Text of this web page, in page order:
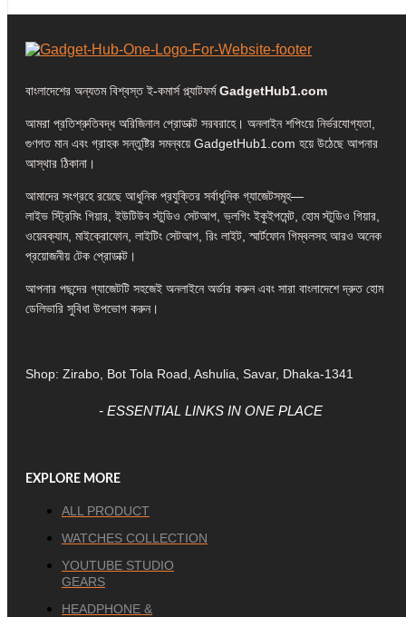
বাংলাদেশের অন্যতম বিশ্বস্ত ই-কমার্স প্ল্যাটফর্মGadgetHub1.com
আমরা প্রতিশ্রুতিবদ্ধ অরিজিনাল প্রোডাক্ট সরবরাহে। অনলাইন শপিংয়ে নির্ভরযোগ্যতা,
গুণগত মান এবং গ্রাহক সন্তুষ্টির সমন্বয়ে GadgetHub1.com হয়ে উঠেছে আপনার
আস্থার ঠিকানা।
আমাদের সংগ্রহে রয়েছে আধুনিক প্রযুক্তির সর্বাধুনিক গ্যাজেটসমূহ—
লাইভ স্ট্রিমিং গিয়ার, ইউটিউব স্টুডিও সেটআপ, ভ্লগিং ইকুইপমেন্ট, হোম স্টুডিও গিয়ার,
ওয়েবক্যাম, মাইক্রোফোন, লাইটিং সেটআপ, রিং লাইট, স্মার্টফোন গিম্বলসহ আরও অনেক
প্রয়োজনীয় টেক প্রোডাক্ট।
আপনার পছন্দের গ্যাজেটটি সহজেই অনলাইনে অর্ডার করুন এবং সারা বাংলাদেশে দ্রুত হোম
ডেলিভারি সুবিধা উপভোগ করুন।
Shop: Zirabo, Bot Tola Road, Ashulia, Savar, Dhaka-1341
- ESSENTIAL LINKS IN ONE PLACE
EXPLORE MORE
ALL PRODUCT
WATCHES COLLECTION
YOUTUBE STUDIO
GEARS
HEADPHONE &